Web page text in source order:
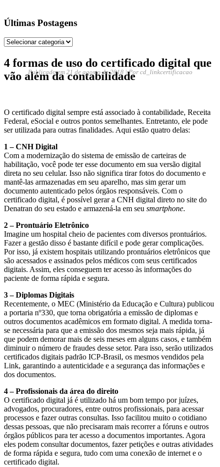
Últimas Postagens
4 formas de uso do certificado digital que
vão além da contabilidade
Publicado em 21 de agosto de 2018| Por cd_linkcertificacao
O certificado digital sempre está associado à contabilidade, Receita
Federal, eSocial e outros pontos semelhantes. Entretanto, ele pode
ser utilizada para outras finalidades. Aqui estão quatro delas:
1 – CNH Digital
Com a modernização do sistema de emissão de carteiras de
habilitação, você pode ter esse documento em sua versão digital
direta no seu celular. Isso não significa tirar fotos do documento e
mantê-las armazenadas em seu aparelho, mas sim gerar um
documento autenticado pelos órgãos responsáveis. Com o
certificado digital, é possível gerar a CNH digital direto no site do
Denatran do seu estado e armazená-la em seu smartphone.
2 – Prontuário Eletrônico
Imagine um hospital cheio de pacientes com diversos prontuários.
Fazer a gestão disso é bastante difícil e pode gerar complicações.
Por isso, já existem hospitais utilizando prontuários eletrônicos que
são acessados e assinados pelos médicos com seus certificados
digitais. Assim, eles conseguem ter acesso às informações do
paciente de forma rápida e segura.
3 – Diplomas Digitais
Recentemente, o MEC (Ministério da Educação e Cultura) publicou
a portaria nº330, que torna obrigatória a emissão de diplomas e
outros documentos acadêmicos em formato digital. A medida torna-
se necessária para que a emissão dos mesmos seja mais rápida, já
que podem demorar mais de seis meses em alguns casos, e também
diminuir o número de fraudes desse setor. Para isso, serão utilizados
certificados digitais padrão ICP-Brasil, os mesmos vendidos pela
Link, garantindo a autenticidade e a segurança das informações e
dos documentos.
4 – Profissionais da área do direito
O certificado digital já é utilizado há um bom tempo por juízes,
advogados, procuradores, entre outros profissionais, para acessar
processos e fazer outras consultas. Isso facilitou muito o cotidiano
dessas pessoas, que não precisaram mais recorrer a fóruns e outros
órgãos públicos para ter acesso a documentos importantes. Agora
eles podem consultar documentos, fazer petições e outras atividades
de forma rápida e segura, tudo com uma conexão de internet e o
certificado digital.